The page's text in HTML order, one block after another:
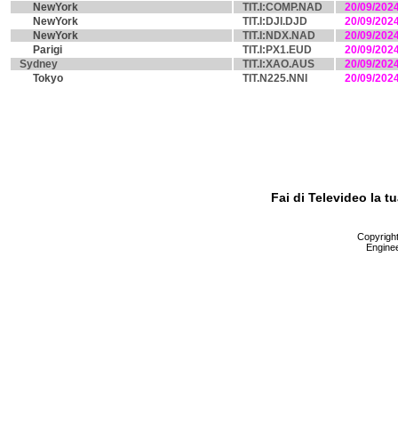
NewYork
TIT.I:COMP.NAD
20/09/
NewYork
TIT.I:DJI.DJD
20/09/
NewYork
TIT.I:NDX.NAD
20/09/
Parigi
TIT.I:PX1.EUD
20/09/
Sydney
TIT.I:XAO.AUS
20/09/
Tokyo
TIT.N225.NNI 20/09/
Fai di Televideo la